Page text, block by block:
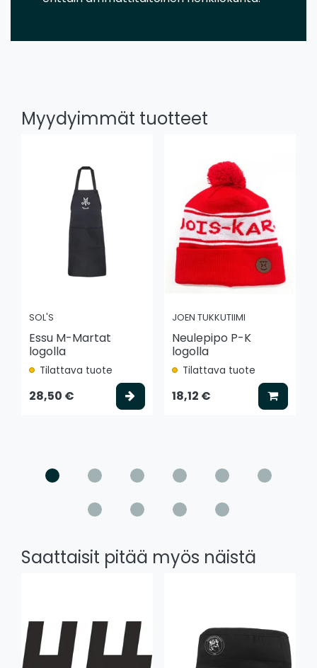
Myydyimmät tuotteet
SOL'S
Essu M-Martat
logolla
Tilattava tuote
28,50 € Valitse vaihtoehto
JOEN TUKKUTIIMI
Neulepipo P-K
logolla
Tilattava tuote
18,12 € Lisää
Saattaisit pitää myös näistä